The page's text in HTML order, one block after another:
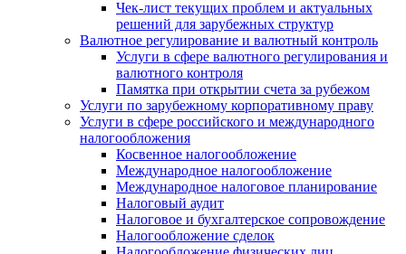
Чек-лист текущих проблем и актуальных
решений для зарубежных структур
Валютное регулирование и валютный контроль
Услуги в сфере валютного регулирования и
валютного контроля
Памятка при открытии счета за рубежом
Услуги по зарубежному корпоративному праву
Услуги в сфере российского и международного
налогообложения
Косвенное налогообложение
Международное налогообложение
Международное налоговое планирование
Налоговый аудит
Налоговое и бухгалтерское сопровождение
Налогообложение сделок